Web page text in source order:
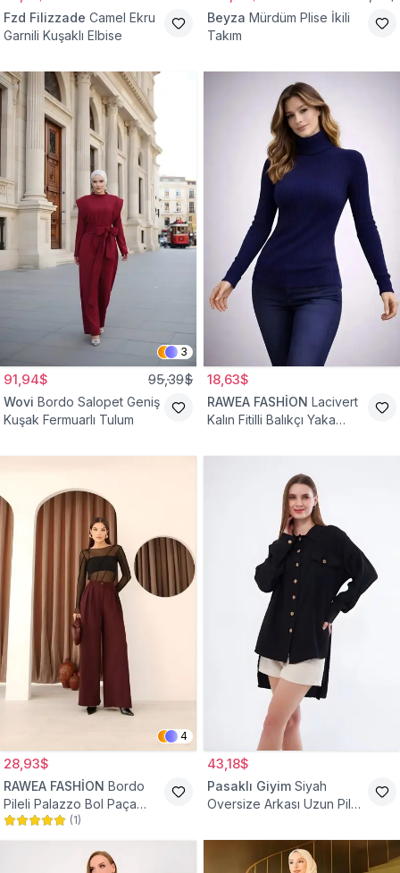
Fzd Filizzade Camel Ekru
Garnili Kuşaklı Elbise
Beyza Mürdüm Plise İkili
Takım
3
91,94$ 95,39$
Wovi Bordo Salopet Geniş
Kuşak Fermuarlı Tulum
18,63$
RAWEA FASHİON Lacivert
Kalın Fitilli Balıkçı Yaka
4
28,93$
RAWEA FASHİON Bordo
Pileli Palazzo Bol Paça
Yüksek Bel Tesettür
Pantolon
(1)
43,18$
Pasaklı Giyim Siyah
Oversize Arkası Uzun Pileli